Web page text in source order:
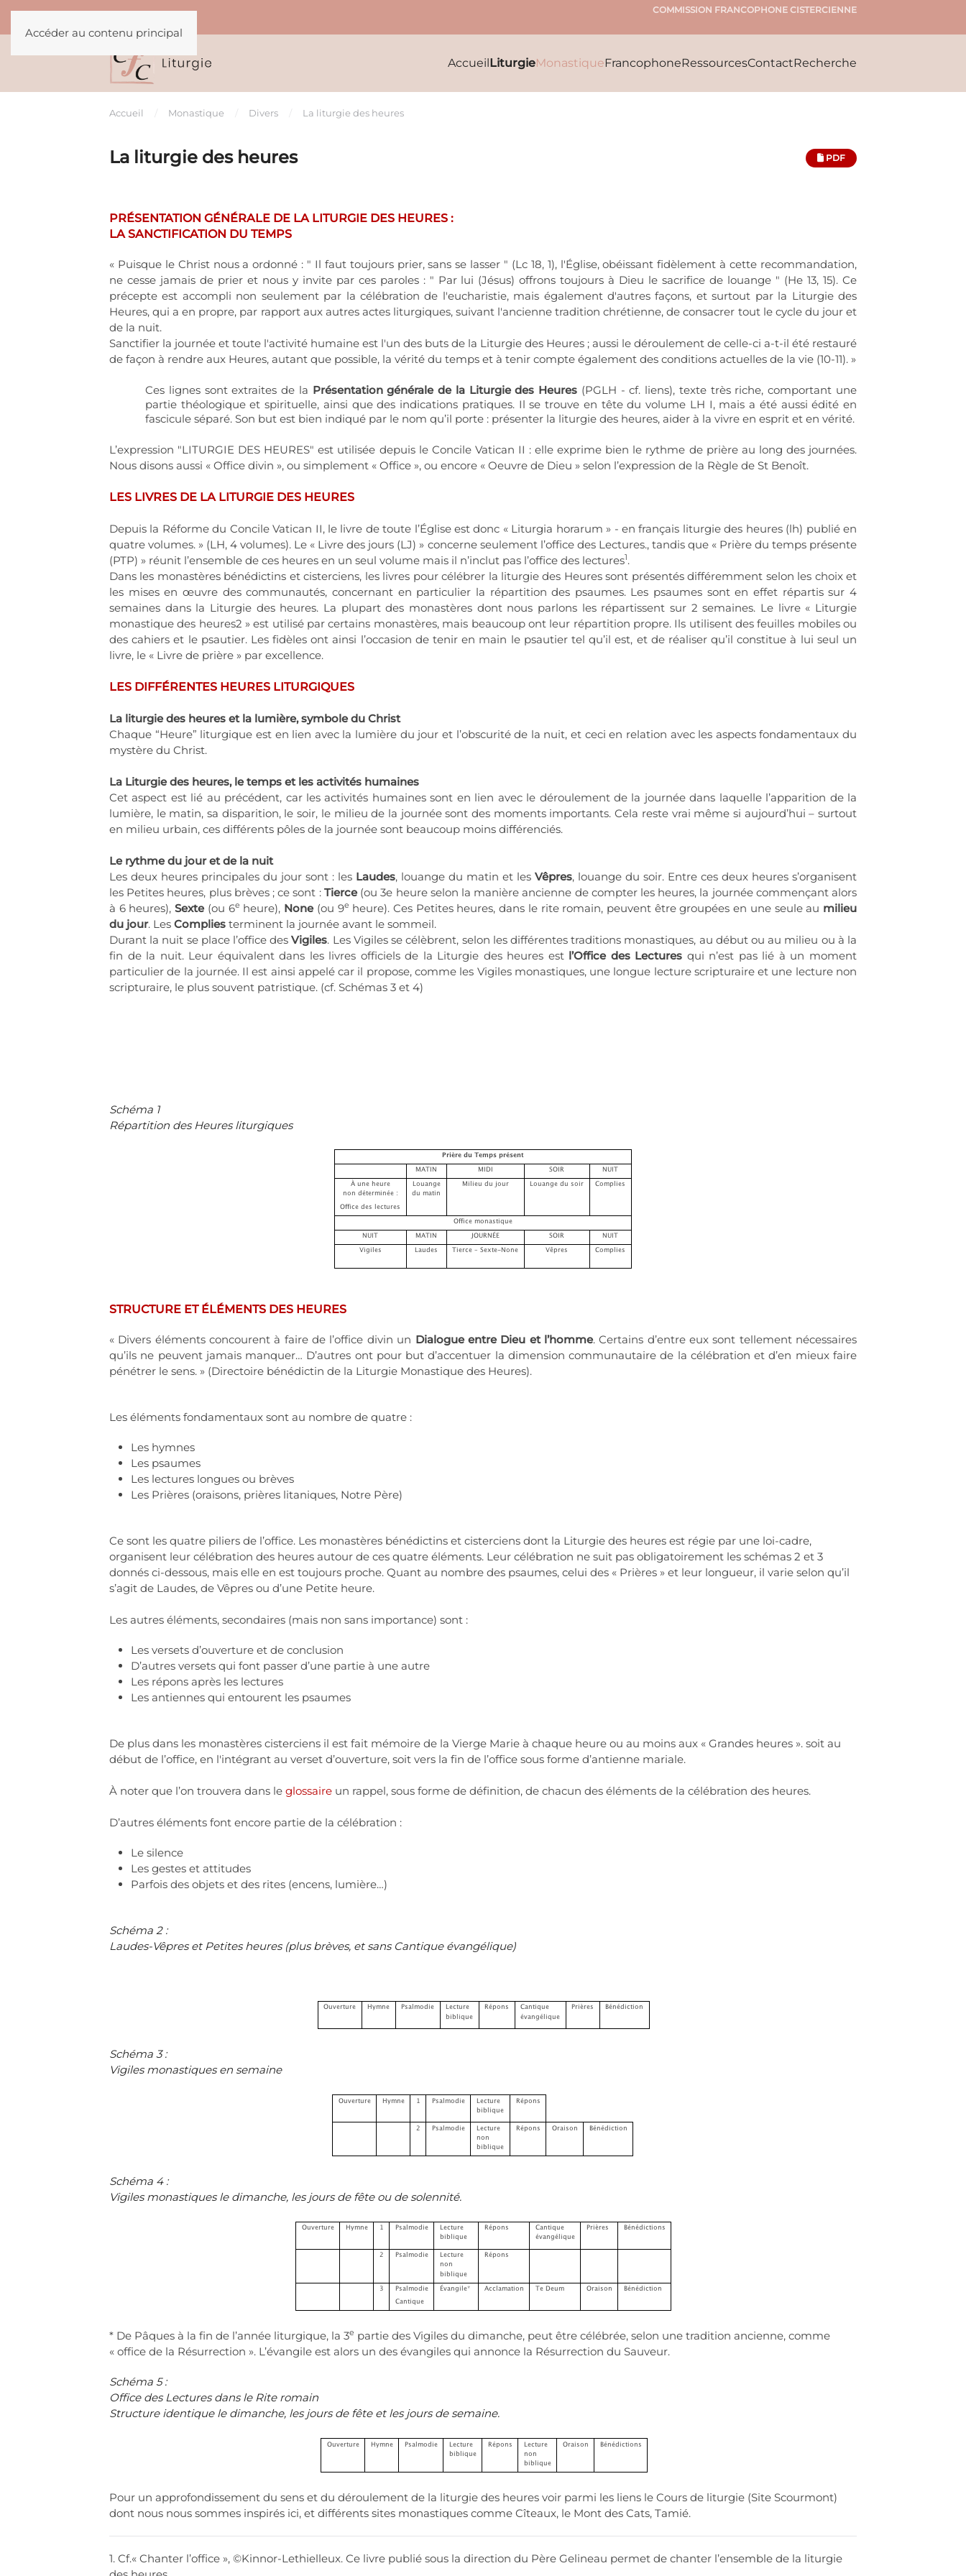
Accéder au contenu principal
COMMISSION FRANCOPHONE CISTERCIENNE
AccueilLiturgieMonastiqueFrancophoneRessourcesContactRecherche
Accueil Monastique Divers La liturgie des heures
PDF
La liturgie des heures
PRÉSENTATION GÉNÉRALE DE LA LITURGIE DES HEURES :
LA SANCTIFICATION DU TEMPS
« Puisque le Christ nous a ordonné : " Il faut toujours prier, sans se lasser " (Lc 18, 1), l'Église, obéissant fidèlement à cette recommandation,
ne cesse jamais de prier et nous y invite par ces paroles : " Par lui (Jésus) offrons toujours à Dieu le sacrifice de louange " (He 13, 15). Ce
précepte est accompli non seulement par la célébration de l'eucharistie, mais également d'autres façons, et surtout par la Liturgie des
Heures, qui a en propre, par rapport aux autres actes liturgiques, suivant l'ancienne tradition chrétienne, de consacrer tout le cycle du jour et
de la nuit.
Sanctifier la journée et toute l'activité humaine est l'un des buts de la Liturgie des Heures ; aussi le déroulement de celle-ci a-t-il été restauré
de façon à rendre aux Heures, autant que possible, la vérité du temps et à tenir compte également des conditions actuelles de la vie (10-11). »
Ces lignes sont extraites de la Présentation générale de la Liturgie des Heures (PGLH - cf. liens), texte très riche, comportant une
partie théologique et spirituelle, ainsi que des indications pratiques. Il se trouve en tête du volume LH I, mais a été aussi édité en
fascicule séparé. Son but est bien indiqué par le nom qu’il porte : présenter la liturgie des heures, aider à la vivre en esprit et en vérité.
L’expression "LITURGIE DES HEURES" est utilisée depuis le Concile Vatican II : elle exprime bien le rythme de prière au long des journées.
Nous disons aussi « Office divin », ou simplement « Office », ou encore « Oeuvre de Dieu » selon l’expression de la Règle de St Benoît.
LES LIVRES DE LA LITURGIE DES HEURES
Depuis la Réforme du Concile Vatican II, le livre de toute l’Église est donc « Liturgia horarum » - en français liturgie des heures (lh) publié en
quatre volumes. » (LH, 4 volumes). Le « Livre des jours (LJ) » concerne seulement l’office des Lectures., tandis que « Prière du temps présente
(PTP) » réunit l’ensemble de ces heures en un seul volume mais il n’inclut pas l’office des lectures1.
Dans les monastères bénédictins et cisterciens, les livres pour célébrer la liturgie des Heures sont présentés différemment selon les choix et
les mises en œuvre des communautés, concernant en particulier la répartition des psaumes. Les psaumes sont en effet répartis sur 4
semaines dans la Liturgie des heures. La plupart des monastères dont nous parlons les répartissent sur 2 semaines. Le livre « Liturgie
monastique des heures2 » est utilisé par certains monastères, mais beaucoup ont leur répartition propre. Ils utilisent des feuilles mobiles ou
des cahiers et le psautier. Les fidèles ont ainsi l’occasion de tenir en main le psautier tel qu’il est, et de réaliser qu’il constitue à lui seul un
livre, le « Livre de prière » par excellence.
LES DIFFÉRENTES HEURES LITURGIQUES
La liturgie des heures et la lumière, symbole du Christ
Chaque “Heure” liturgique est en lien avec la lumière du jour et l’obscurité de la nuit, et ceci en relation avec les aspects fondamentaux du
mystère du Christ.
La Liturgie des heures, le temps et les activités humaines
Cet aspect est lié au précédent, car les activités humaines sont en lien avec le déroulement de la journée dans laquelle l’apparition de la
lumière, le matin, sa disparition, le soir, le milieu de la journée sont des moments importants. Cela reste vrai même si aujourd’hui – surtout
en milieu urbain, ces différents pôles de la journée sont beaucoup moins différenciés.
Le rythme du jour et de la nuit
Les deux heures principales du jour sont : les Laudes, louange du matin et les Vêpres, louange du soir. Entre ces deux heures s’organisent
les Petites heures, plus brèves ; ce sont : Tierce(ou 3e heure selon la manière ancienne de compter les heures, la journée commençant alors
à 6 heures),Sexte(ou 6e heure), None(ou 9e heure). Ces Petites heures, dans le rite romain, peuvent être groupées en une seule au milieu
du jour. Les Complies terminent la journée avant le sommeil.
Durant la nuit se place l’office desVigiles. Les Vigiles se célèbrent, selon les différentes traditions monastiques, au début ou au milieu ou à la
fin de la nuit. Leur équivalent dans les livres officiels de la Liturgie des heures est l’Office des Lectures qui n’est pas lié à un moment
particulier de la journée. Il est ainsi appelé car il propose, comme les Vigiles monastiques, une longue lecture scripturaire et une lecture non
scripturaire, le plus souvent patristique. (cf. Schémas 3 et 4)
Schéma 1
Répartition des Heures liturgiques
STRUCTURE ET ÉLÉMENTS DES HEURES
« Divers éléments concourent à faire de l’office divin un Dialogue entre Dieu et l’homme. Certains d’entre eux sont tellement nécessaires
qu’ils ne peuvent jamais manquer… D’autres ont pour but d’accentuer la dimension communautaire de la célébration et d’en mieux faire
pénétrer le sens. » (Directoire bénédictin de la Liturgie Monastique des Heures).
Les éléments fondamentaux sont au nombre de quatre :
Les hymnes
Les psaumes
Les lectures longues ou brèves
Les Prières (oraisons, prières litaniques, Notre Père)
Ce sont les quatre piliers de l’office. Les monastères bénédictins et cisterciens dont la Liturgie des heures est régie par une loi-cadre,
organisent leur célébration des heures autour de ces quatre éléments. Leur célébration ne suit pas obligatoirement les schémas 2 et 3
donnés ci-dessous, mais elle en est toujours proche. Quant au nombre des psaumes, celui des « Prières » et leur longueur, il varie selon qu’il
s’agit de Laudes, de Vêpres ou d’une Petite heure.
Les autres éléments, secondaires (mais non sans importance) sont :
Les versets d’ouverture et de conclusion
D’autres versets qui font passer d’une partie à une autre
Les répons après les lectures
Les antiennes qui entourent les psaumes
De plus dans les monastères cisterciens il est fait mémoire de la Vierge Marie à chaque heure ou au moins aux « Grandes heures ». soit au
début de l’office, en l'intégrant au verset d’ouverture, soit vers la fin de l’office sous forme d’antienne mariale.
À noter que l’on trouvera dans le glossaire un rappel, sous forme de définition, de chacun des éléments de la célébration des heures.
D’autres éléments font encore partie de la célébration :
Le silence
Les gestes et attitudes
Parfois des objets et des rites (encens, lumière…)
Schéma 2 :
Laudes-Vêpres et Petites heures (plus brèves, et sans Cantique évangélique)
Schéma 3 :
Vigiles monastiques en semaine
Schéma 4 :
Vigiles monastiques le dimanche, les jours de fête ou de solennité.
* De Pâques à la fin de l’année liturgique, la 3e partie des Vigiles du dimanche, peut être célébrée, selon une tradition ancienne, comme
« office de la Résurrection ». L’évangile est alors un des évangiles qui annonce la Résurrection du Sauveur.
Schéma 5 :
Office des Lectures dans le Rite romain
Structure identique le dimanche, les jours de fête et les jours de semaine.
Pour un approfondissement du sens et du déroulement de la liturgie des heures voir parmi les liens le Cours de liturgie (Site Scourmont)
dont nous nous sommes inspirés ici, et différents sites monastiques comme Cîteaux, le Mont des Cats, Tamié.
1. Cf.« Chanter l’office », ©Kinnor-Lethielleux. Ce livre publié sous la direction du Père Gelineau permet de chanter l’ensemble de la liturgie